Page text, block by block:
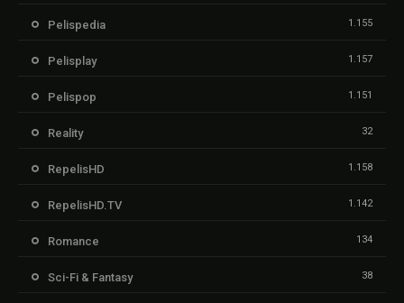
Pelispedia 1.155
Pelisplay 1.157
Pelispop 1.151
Reality 32
RepelisHD 1.158
RepelisHD.TV 1.142
Romance 134
Sci-Fi & Fantasy 38